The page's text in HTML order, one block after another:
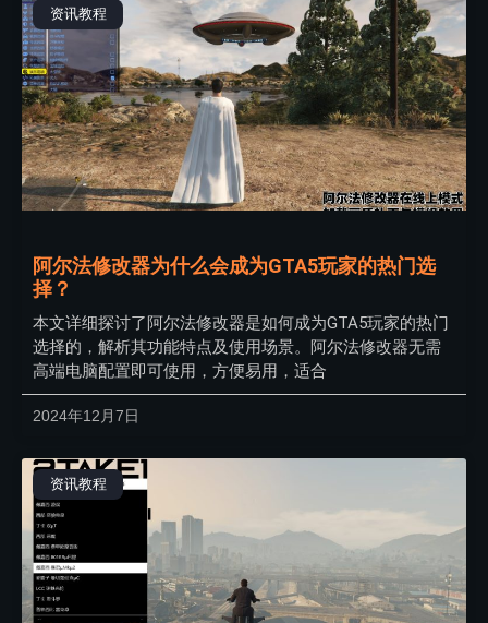
资讯教程
阿尔法修改器为什么会成为GTA5玩家的热门选
择？
本文详细探讨了阿尔法修改器是如何成为GTA5玩家的热门
选择的，解析其功能特点及使用场景。阿尔法修改器无需
高端电脑配置即可使用，方便易用，适合
2024年12月7日
资讯教程